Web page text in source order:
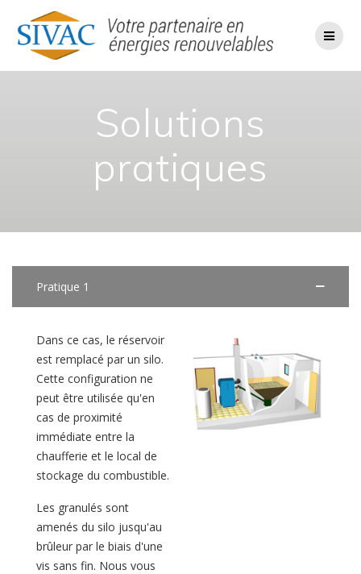
au
contenu
Solutions
pratiques
Pratique 1
Dans ce cas, le réservoir
est remplacé par un silo.
Cette configuration ne
peut être utilisée qu'en
cas de proximité
immédiate entre la
chaufferie et le local de
stockage du combustible.
Les granulés sont
amenés du silo jusqu'au
brûleur par le biais d'une
vis sans fin. Nous vous